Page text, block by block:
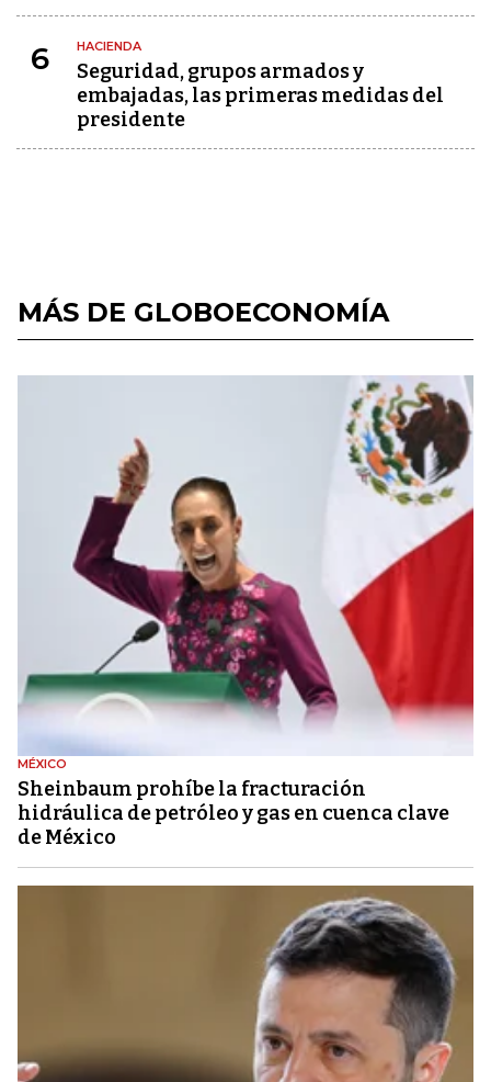
6 HACIENDA
Seguridad, grupos armados y
embajadas, las primeras medidas del
presidente
MÁS DE GLOBOECONOMÍA
MÉXICO
Sheinbaum prohíbe la fracturación
hidráulica de petróleo y gas en cuenca clave
de México